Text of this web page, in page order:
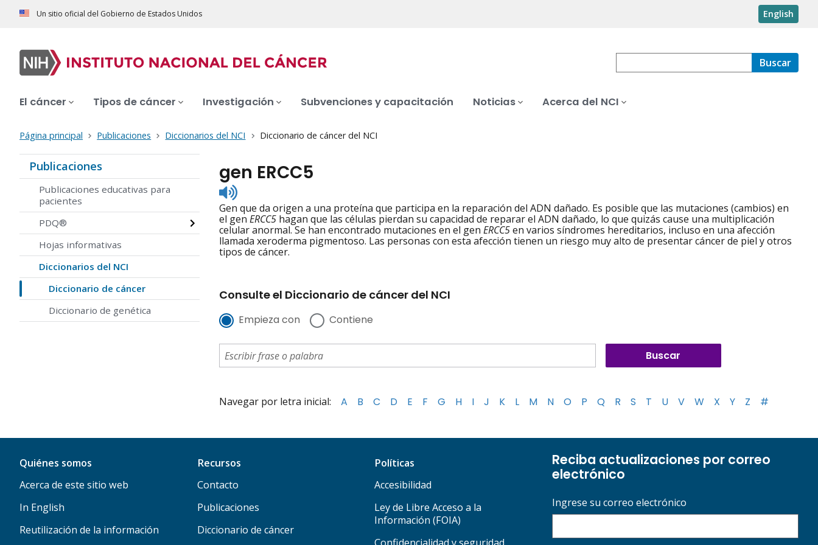
Un sitio oficial del Gobierno de Estados Unidos English
Buscar
El cáncer Tipos de cáncer Investigación Subvenciones y capacitación Noticias Acerca del NCI
Página principal Publicaciones Diccionarios del NCI Diccionario de cáncer del NCI
Publicaciones
Publicaciones educativas para
pacientes
PDQ®
Hojas informativas
Diccionarios del NCI
Diccionario de cáncer
Diccionario de genética
gen ERCC5
Listen
to
pronunciation
Gen que da origen a una proteína que participa en la reparación del ADN dañado. Es posible que las mutaciones (cambios) en
el gen ERCC5 hagan que las células pierdan su capacidad de reparar el ADN dañado, lo que quizás cause una multiplicación
celular anormal. Se han encontrado mutaciones en el gen ERCC5en varios síndromes hereditarios, incluso en una afección
llamada xeroderma pigmentoso. Las personas con esta afección tienen un riesgo muy alto de presentar cáncer de piel y otros
tipos de cáncer.
Consulte el Diccionario de cáncer del NCI
Empieza con Contiene
Navegar por letra inicial: A B C D E F G H I J K L M N O P Q R S T U V W X Y Z #
Quiénes somos
Acerca de este sitio web
In English
Reutilización de la información
Recursos
Contacto
Publicaciones
Diccionario de cáncer
Políticas
Accesibilidad
Ley de Libre Acceso a la
Información (FOIA)
Reciba actualizaciones por correo
electrónico
Ingrese su correo electrónico